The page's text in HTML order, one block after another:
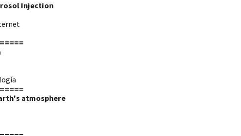
Injection
atmosphere